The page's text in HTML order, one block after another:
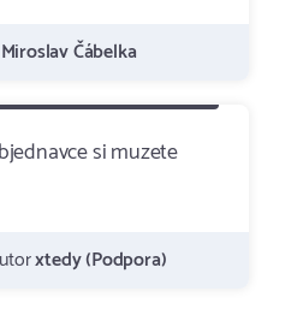
Miroslav Čábelka
si muzete
xtedy (Podpora)